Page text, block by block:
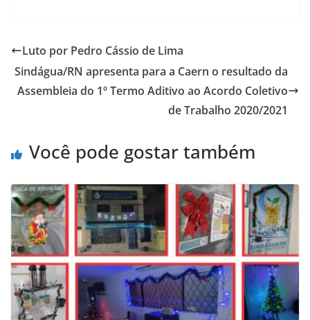
Luto por Pedro Cássio de Lima
Sindágua/RN apresenta para a Caern o resultado da
Assembleia do 1º Termo Aditivo ao Acordo Coletivo
de Trabalho 2020/2021
Você pode gostar também